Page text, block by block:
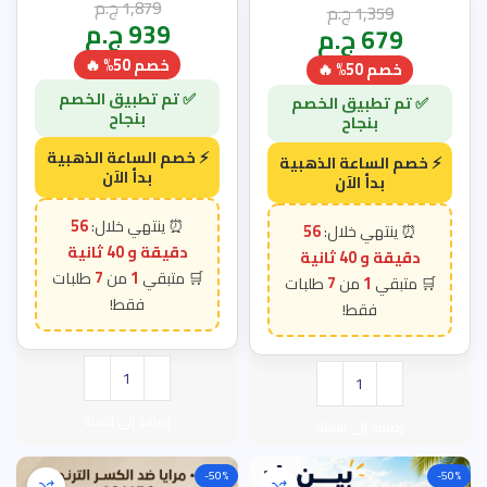
1,359ج.م
679ج.م
خصم 50% 🔥
56
دقيقة و 39 ثانية
1
7
1,879ج.م
939ج.م
خصم 50% 🔥
56
دقيقة و 39 ثانية
1
7
-50%
-50%